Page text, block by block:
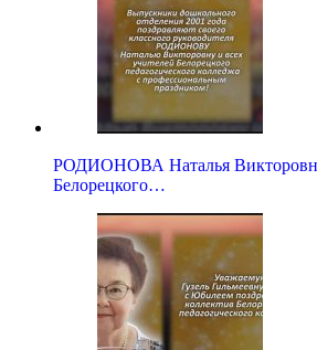
РОДИОНОВА Наталья
Белорецкого…